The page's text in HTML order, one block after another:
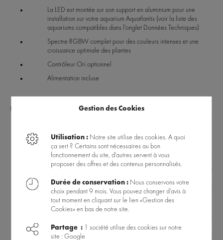
Gestion des Cookies
Utilisation : Notre site utilise des cookies. A quoi
ça sert ? Certains sont nécessaires au bon
fonctionnement du site, d'autres servent à vous
proposer des offres et des contenus personnalisés.
Durée de conservation : Nous conservons votre
choix pendant 9 mois. Vous pouvez changer d’avis à
tout moment en cliquant sur le lien «Gestion des
Cookies» en bas de notre site.
Partage : 1 société utilise des cookies sur notre
site : Google
La LED est montée sur son support en aluminium pour une
installation sur votre aquarium Aquatlantis (voir la liste des
aquariums compatibles dans l'onglet Données Techniques)
Spectre RGBW complet pour des couleurs intenses et une
croissance optimale des plantes
Contrôleur Ori optionnel
Alimentation incluse
Poser une question sur ce produit | Voir les questions des internautes
DONNÉES TECHNIQUESACCESSOIRES FAQ PRODUIT
Puissance
Eau douce
Garantie 2 ans